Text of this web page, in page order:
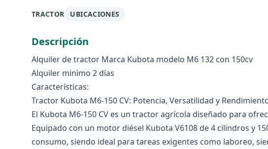
TRACTOR UBICACIONES
Descripción
Alquiler de tractor Marca Kubota modelo M6 132 con 150cv
Alquiler minimo 2 días
Características:
Tractor Kubota M6-150 CV: Potencia, Versatilidad y
El Kubota M6-150 CV es un tractor agrícola diseñado para
Equipado con un motor diésel Kubota V6108 de 4 cilindros y
consumo, siendo ideal para tareas exigentes como laboreo,